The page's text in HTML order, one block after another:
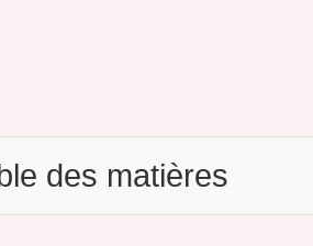
des matières